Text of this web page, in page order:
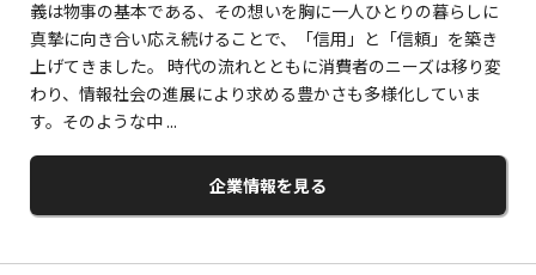
義は物事の基本である、その想いを胸に一人ひとりの暮らしに
真摯に向き合い応え続けることで、「信用」と「信頼」を築き
上げてきました。 時代の流れとともに消費者のニーズは移り変
わり、情報社会の進展により求める豊かさも多様化していま
す。そのような中 ...
企業情報を見る